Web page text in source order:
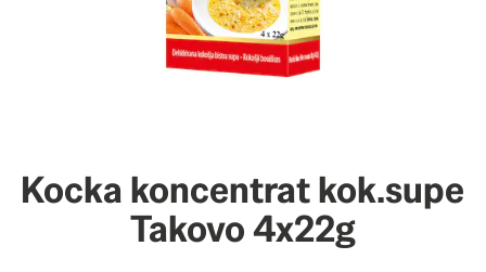
Kocka koncentrat kok.supe
Takovo 4x22g